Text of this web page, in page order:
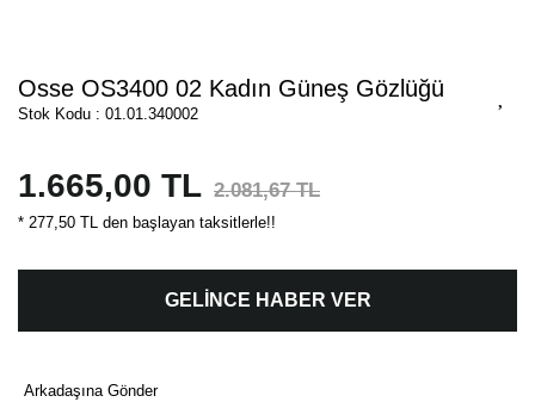
Osse OS3400 02 Kadın Güneş Gözlüğü
Stok Kodu : 01.01.340002
1.665,00 TL 2.081,67 TL
* 277,50 TL den başlayan taksitlerle!!
GELİNCE HABER VER
Arkadaşına Gönder